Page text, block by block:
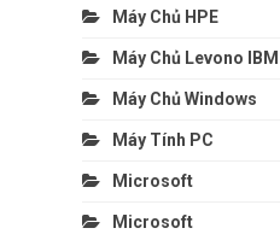
Máy Chủ HPE
Máy Chủ Levono IBM
Máy Chủ Windows
Máy Tính PC
Microsoft
Microsoft